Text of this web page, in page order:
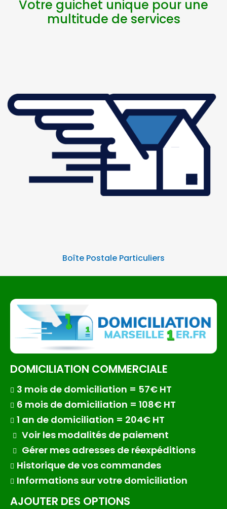
Votre guichet unique pour une
multitude de services
Boîte Postale Particuliers
DOMICILIATION COMMERCIALE
3 mois de domiciliation = 57€ HT
6 mois de domiciliation = 108€ HT
1 an de domiciliation = 204€ HT
Voir les modalités de paiement
Gérer mes adresses de réexpéditions
Historique de vos commandes
Informations sur votre domiciliation
AJOUTER DES OPTIONS